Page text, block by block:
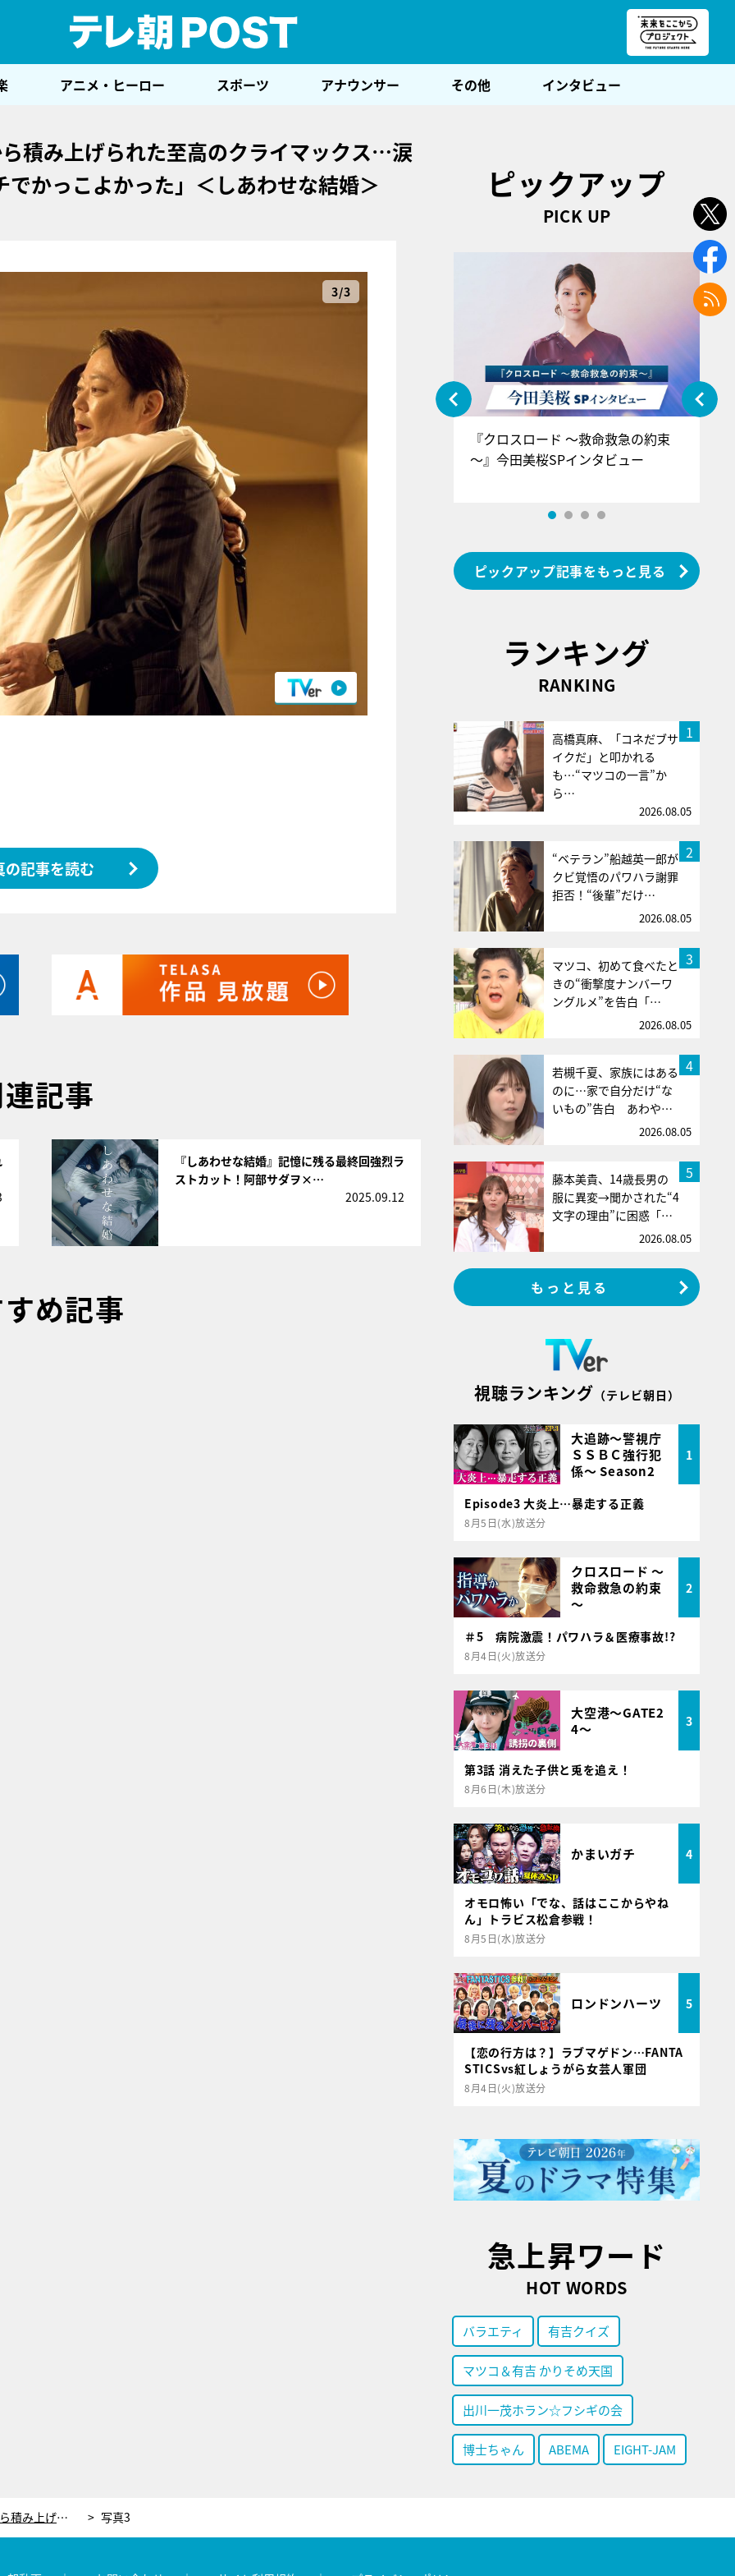
アニメ・ヒーロー スポーツ アナウンサー その他 インタビュー
積み上げられた至高のクライマックス…涙
かっこよかった」＜しあわせな結婚＞
3/3
の記事を読む
記事
『しあわせな結婚』記憶に残る最終回強烈ラ
ストカット！阿部サダヲ×…
2025.09.12
め記事
ピックアップ
PICK UP
『アイ＝ラブ！げーみんぐ』＝LOV
E齋藤樹愛羅＆佐々木舞香SPインタ
ビュー
『クロスロード ～救命救急の約束
～』今田美桜SPインタビュー
ピックアップ記事をもっと見る
ランキング
RANKING
1
高橋真麻、「コネだブサ
イクだ」と叩かれる
も…“マツコの一言”か
ら…
2026.08.05
2
“ベテラン”船越英一郎が
クビ覚悟のパワハラ謝罪
拒否！“後輩”だけ…
2026.08.05
3
マツコ、初めて食べたと
きの“衝撃度ナンバーワ
ングルメ”を告白「…
2026.08.05
4
若槻千夏、家族にはある
のに…家で自分だけ“な
いもの”告白 あわや…
2026.08.05
5
藤本美貴、14歳長男の
服に異変→聞かされた“4
文字の理由”に困惑「…
2026.08.05
もっと見る
視聴ランキング （テレビ朝日）
大追跡～警視庁
ＳＳＢＣ強行犯
係～ Season2
1
Episode3 大炎上…暴走する正義
8月5日(水)放送分
クロスロード ～
救命救急の約束
～
2
＃5 病院激震！パワハラ＆医療事故!?
8月4日(火)放送分
大空港～GATE2
4～
3
第3話 消えた子供と兎を追え！
8月6日(木)放送分
かまいガチ 4
オモロ怖い「でな、話はここからやね
ん」トラビス松倉参戦！
8月5日(水)放送分
ロンドンハーツ 5
【恋の行方は？】ラブマゲドン…FANTA
STICSvs紅しょうがら女芸人軍団
8月4日(火)放送分
急上昇ワード
HOT WORDS
バラエティ 有吉クイズ
マツコ＆有吉 かりそめ天国
出川一茂ホラン☆フシギの会
博士ちゃん ABEMA EIGHT-JAM
阿部サダヲ×松たか子、第1話から積み上げられた至高のクライマックス…涙の再プロポーズに「号泣」「ガチでかっこよかった」＜しあわせな結婚＞ 写真3